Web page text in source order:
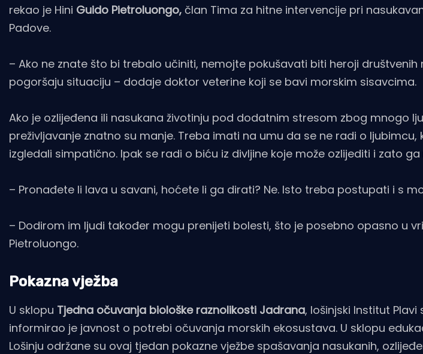
rekao je Hini Guido Pietroluongo, član Tima za hitne intervencije pri
Padove.
– Ako ne znate što bi trebalo učiniti, nemojte pokušavati biti heroji društvenih
pogoršaju situaciju – dodaje doktor veterine koji se bavi morskim sisavcima.
Ako je ozlijeđena ili nasukana životinju pod dodatnim stresom zbog mnogo
preživljavanje znatno su manje. Treba imati na umu da se ne radi o ljubimcu,
izgledali simpatično. Ipak se radi o biću iz divljine koje može ozlijediti i zato
– Pronađete li lava u savani, hoćete li ga dirati? Ne. Isto treba postupati i s
– Dodirom im ljudi također mogu prenijeti bolesti, što je posebno opasno u
Pietroluongo.
Pokazna vježba
U sklopu Tjedna očuvanja biološke raznolikosti Jadrana, lošinjski Institut
informirao je javnost o potrebi očuvanja morskih ekosustava. U sklopu
Lošinju održane su ovaj tjedan pokazne vježbe spašavanja nasukanih,